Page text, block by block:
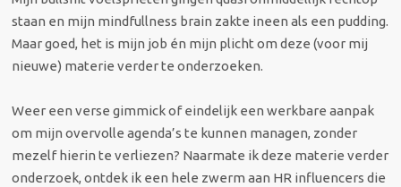
staan en mijn mindfullness brain zakte ineen als een pudding.
Maar goed, het is mijn job én mijn plicht om deze (voor mij
nieuwe) materie verder te onderzoeken.
Weer een verse gimmick of eindelijk een werkbare aanpak
om mijn overvolle agenda’s te kunnen managen, zonder
mezelf hierin te verliezen? Naarmate ik deze materie verder
onderzoek, ontdek ik een hele zwerm aan HR influencers die